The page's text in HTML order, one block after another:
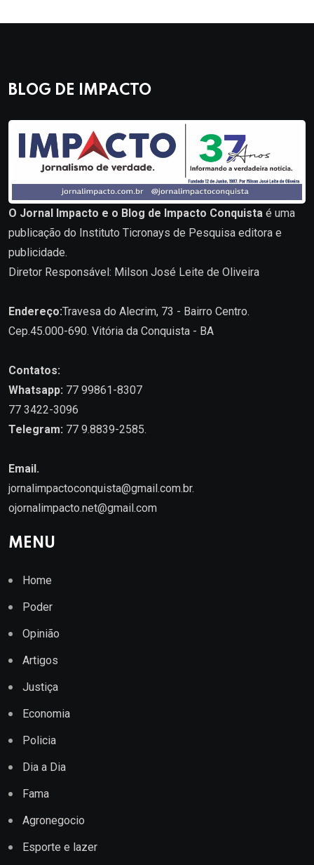
BLOG DE IMPACTO
O Jornal Impacto e o Blog de Impacto Conquista é uma
publicação do Instituto Ticronays de Pesquisa editora e
publicidade.
Diretor Responsável: Milson José Leite de Oliveira
Endereço:Travesa do Alecrim, 73 - Bairro Centro.
Cep.45.000-690. Vitória da Conquista - BA
Contatos:
Whatsapp: 77 99861-8307
77 3422-3096
Telegram: 77 9.8839-2585.
Email.
jornalimpactoconquista@gmail.com.br.
ojornalimpacto.net@gmail.com
MENU
Home
Poder
Opinião
Artigos
Justiça
Economia
Policia
Dia a Dia
Fama
Agronegocio
Esporte e lazer